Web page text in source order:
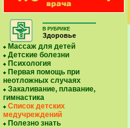
В РУБРИКЕ
Здоровье
Массаж для детей
Детские болезни
Психология
Первая помощь при
неотложных случаях
Закаливание, плавание,
гимнастика
Список детских
медучреждений
Полезно знать